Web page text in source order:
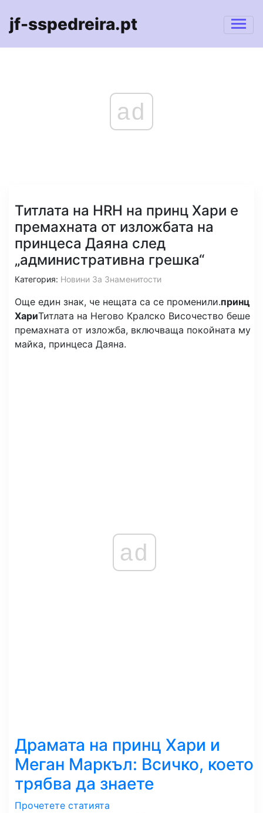
jf-sspedreira.pt
ad
Титлата на HRH на принц Хари е
премахната от изложбата на
принцеса Даяна след
„административна грешка“
Категория: Новини За Знаменитости
Още един знак, че нещата са се променили.принц
ХариТитлата на Негово Кралско Височество беше
премахната от изложба, включваща покойната му
майка, принцеса Даяна.
ad
Драмата на принц Хари и
Меган Маркъл: Всичко, което
трябва да знаете
Прочетете статията